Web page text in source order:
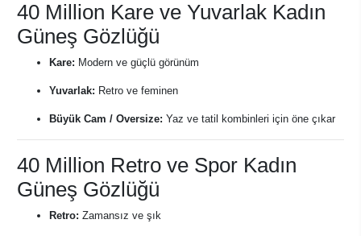
40 Million Kare ve Yuvarlak Kadın
Güneş Gözlüğü
Kare: Modern ve güçlü görünüm
Yuvarlak: Retro ve feminen
Büyük Cam / Oversize: Yaz ve tatil kombinleri için öne çıkar
40 Million Retro ve Spor Kadın
Güneş Gözlüğü
Retro: Zamansız ve şık